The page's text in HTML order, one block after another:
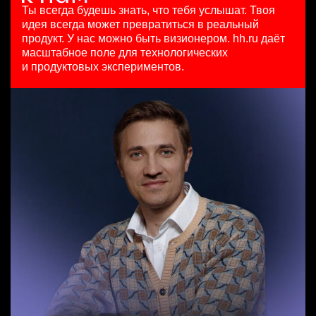
4 авг. 2026
150000 ₽
Санкт-Петербург
HeadHunter::Коммерческий департамент
125000 - 175000 ₽
Ярославль
Специалист телемаркетинга
HeadHunter::Телефонные продажи
29 июл. 2026
з/п не указана
Москва
Бренд-менеджер b2c
HeadHunter::Департамент маркетинга
вчера
з/п не указана
Москва
Ты всегда будешь знать, что тебя услышат. Твоя
идея всегда может превратиться в реальный
продукт. У нас можно быть визионером. hh.ru даёт
масштабное поле для технологических
и продуктовых экспериментов.